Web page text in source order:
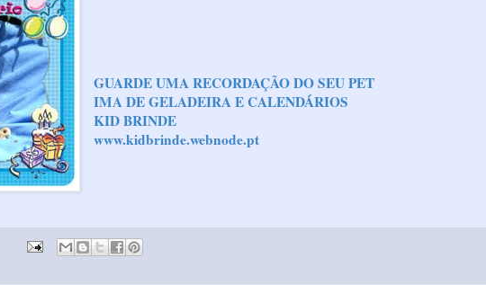
GUARDE UMA RECORDAÇÃO DO SEU PET
IMA DE GELADEIRA E CALENDÁRIOS
KID BRINDE
www.kidbrinde.webnode.pt